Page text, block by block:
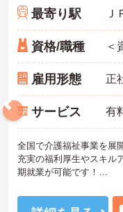
最寄り駅
資格/職種
雇用形態 正
サービス 有
全国で介護福祉事業を展
充実の福利厚生やスキル
期就業が可能です！
すのでお気軽にご相談く